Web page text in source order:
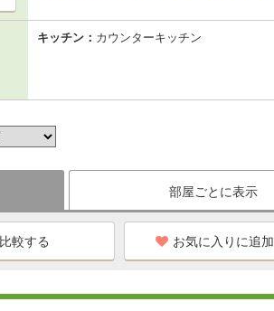
キッチン： カウンターキッチン
部屋ごとに表示
お気に入りに追加